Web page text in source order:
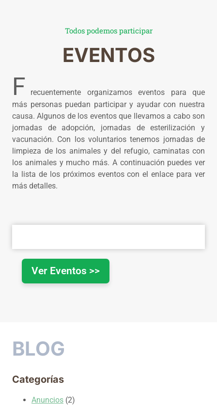
Todos podemos participar
EVENTOS
F
recuentemente organizamos eventos para que
más personas puedan participar y ayudar con nuestra
causa. Algunos de los eventos que llevamos a cabo son
jornadas de adopción, jornadas de esterilización y
vacunación. Con los voluntarios tenemos jornadas de
limpieza de los animales y del refugio, caminatas con
los animales y mucho más. A continuación puedes ver
la lista de los próximos eventos con el enlace para ver
más detalles.
Ver Eventos >>
BLOG
Categorías
Anuncios (2)